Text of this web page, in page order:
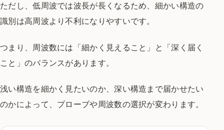
ただし、低周波では波長が長くなるため、細かい構造の
識別は高周波より不利になりやすいです。
つまり、周波数には「細かく見えること」と「深く届く
こと」のバランスがあります。
浅い構造を細かく見たいのか、深い構造まで届かせたい
のかによって、プローブや周波数の選択が変わります。